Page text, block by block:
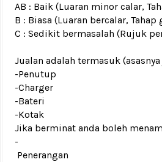
AB : Baik (Luaran minor calar,
B : Biasa (Luaran bercalar,
C : Sedikit bermasalah (Rujuk
Jualan adalah termasuk
-Penutup
-Charger
-Bateri
-Kotak
Jika berminat anda boleh
-
Penerangan